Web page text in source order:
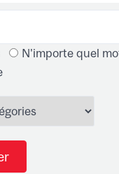
N'importe quel